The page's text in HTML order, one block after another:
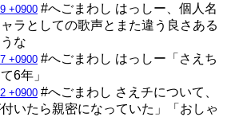
+0900 #へごまわし はっしー、個人名
ラとしての歌声とまた違う良さある
な
+0900 #へごまわし はっしー「さえち
6年」
+0900 #へごまわし さえチについて、
いたら親密になっていた」「おしゃ